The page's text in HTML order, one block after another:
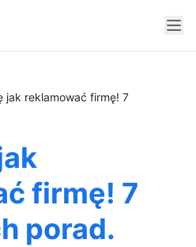
jak reklamować firmę! 7
firmę! 7
porad.